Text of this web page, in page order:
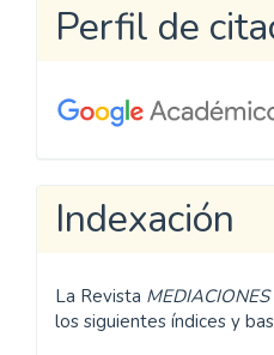
Perfil de
Indexación
La Revista MEDIACIONES
los siguientes índices y